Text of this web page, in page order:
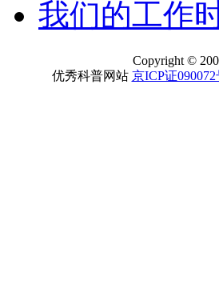
我们的工作
Copyright ©
优秀科普网站 京ICP证090072